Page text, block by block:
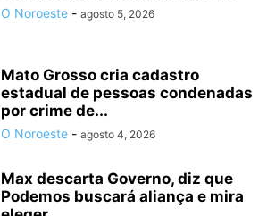
O Noroeste - agosto 5, 2026
Mato Grosso cria cadastro
estadual de pessoas condenadas
por crime de...
O Noroeste - agosto 4, 2026
Max descarta Governo, diz que
Podemos buscará aliança e mira